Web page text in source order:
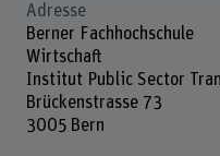
Adresse
Berner Fachhochschule
Wirtschaft
Institut Public Sector
Brückenstrasse 73
3005 Bern